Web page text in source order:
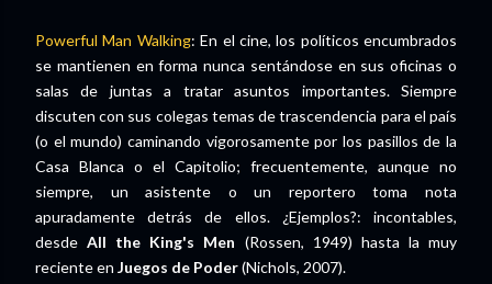
Powerful Man Walking: En el cine, los políticos encumbrados
se mantienen en forma nunca sentándose en sus oficinas o
salas de juntas a tratar asuntos importantes. Siempre
discuten con sus colegas temas de trascendencia para el país
(o el mundo) caminando vigorosamente por los pasillos de la
Casa Blanca o el Capitolio; frecuentemente, aunque no
siempre, un asistente o un reportero toma nota
apuradamente detrás de ellos. ¿Ejemplos?: incontables,
desdeAll the King's Men (Rossen, 1949) hasta la muy
reciente en Juegos de Poder(Nichols, 2007).